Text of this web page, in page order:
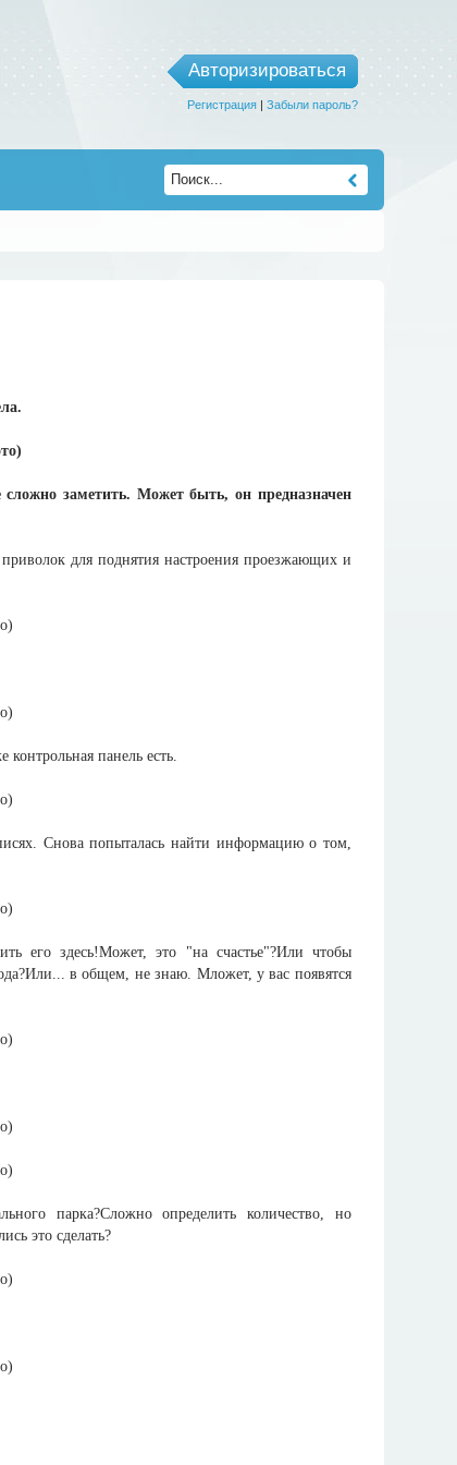
Авторизироваться
Регистрация| Забыли пароль?
заметить. Может быть, он предназначен
для поднятия настроения проезжающих и
панель есть.
Снова попыталась найти информацию о том,
его здесь!Может, это "на счастье"?Или чтобы
в общем, не знаю. Мложет, у вас появятся
парка?Сложно определить количество, но
это сделать?